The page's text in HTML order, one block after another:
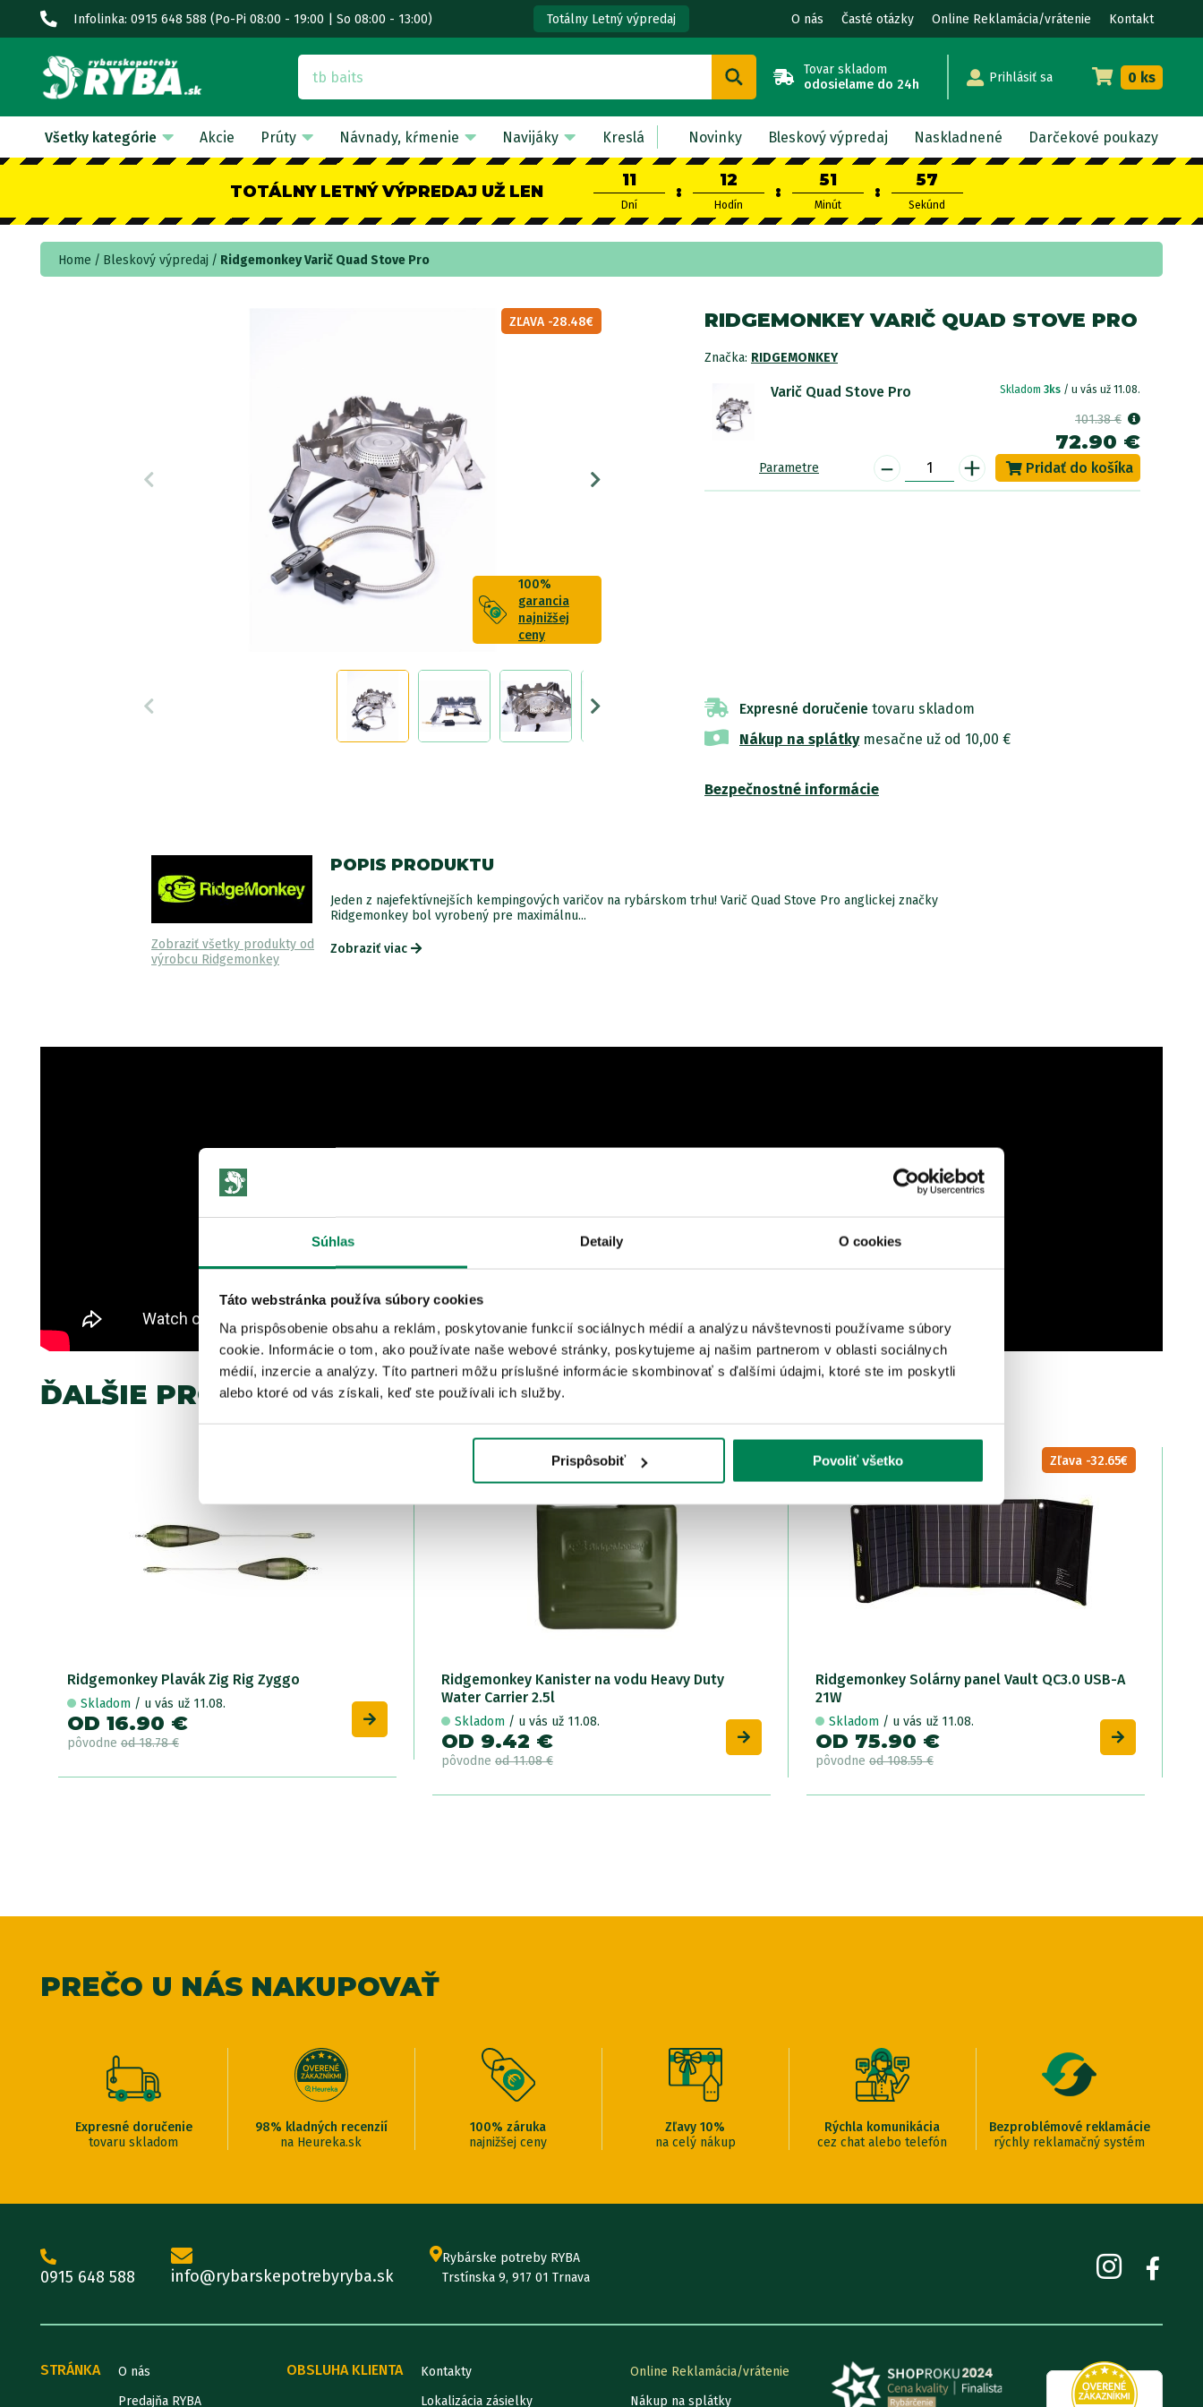
Súhlas Detaily O cookies
Táto webstránka používa súbory cookies
Na prispôsobenie obsahu a reklám, poskytovanie funkcií sociálnych médií a analýzu návštevnosti používame súbory
cookie. Informácie o tom, ako používate naše webové stránky, poskytujeme aj našim partnerom v oblasti sociálnych
médií, inzercie a analýzy. Títo partneri môžu príslušné informácie skombinovať s ďalšími údajmi, ktoré ste im poskytli
alebo ktoré od vás získali, keď ste používali ich služby.
Prispôsobiť Povoliť všetko
Infolinka: 0915 648 588 (Po-Pi 08:00 - 19:00 | So 08:00 - 13:00) Totálny Letný výpredaj O nás Časté otázky Online Reklamácia/vrátenie Kontakt
Tovar skladom
odosielame do 24h
Prihlásiť sa 0 ks
Všetky kategórie Akcie Prúty Návnady, kŕmenie Navijáky Kreslá Novinky Bleskový výpredaj Naskladnené Darčekové poukazy
TOTÁLNY LETNÝ VÝPREDAJ UŽ LEN
11
Dní
:
12
Hodín
:
51
Minút
:
55
Sekúnd
Home Bleskový výpredaj Ridgemonkey Varič Quad Stove Pro
ZĽAVA -28.48€
100%
garancia
najnižšej
ceny
RIDGEMONKEY VARIČ QUAD STOVE PRO
Značka: RIDGEMONKEY
Varič Quad Stove Pro Skladom 3ks / u vás už 11.08.
101.38 €
72.90 €
Parametre - +
Expresné doručenie tovaru skladom
Nákup na splátkymesačne už od 10,00 €
Bezpečnostné informácie
Zobraziť všetky produkty od
výrobcu Ridgemonkey
POPIS PRODUKTU
Jeden z najefektívnejších kempingových varičov na rybárskom trhu! Varič Quad Stove Pro anglickej značky
Ridgemonkey bol vyrobený pre maximálnu...
Zobraziť viac
ĎALŠIE PRODUKTY TEJ ISTEJ ZNAČKY
Ridgemonkey Plavák Zig Rig Zyggo
Skladom / u vás už 11.08.
OD 16.90 €
pôvodne od 18.78 €
Ridgemonkey Kanister na vodu Heavy Duty
Water Carrier 2.5l
Skladom / u vás už 11.08.
OD 9.42 €
pôvodne od 11.08 €
VÝPREDAJ Zľava -32.65€
Ridgemonkey Solárny panel Vault QC3.0 USB-A
21W
Skladom / u vás už 11.08.
OD 75.90 €
pôvodne od 108.55 €
PREČO U NÁS NAKUPOVAŤ
Expresné doručenie
tovaru skladom
98% kladných recenzií
na Heureka.sk
100% záruka
najnižšej ceny
Zľavy 10%
na celý nákup
Rýchla komunikácia
cez chat alebo telefón
Bezproblémové reklamácie
rýchly reklamačný systém
0915 648 588 info@rybarskepotrebyryba.sk
Rybárske potreby RYBA
Trstínska 9, 917 01 Trnava
STRÁNKA
O nás
Predajňa RYBA
OBSLUHA KLIENTA
Kontakty
Lokalizácia zásielky
Online Reklamácia/vrátenie
Nákup na splátky